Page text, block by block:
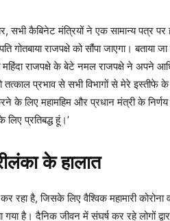
सभी कैबिनेट मंत्रियों ने एक सामान्य पत्र पर
गोतबाया राजपक्षे को सौंपा जाएगा। बताया
महिंदा राजपक्षे के बेटे नमल राजपक्षे ने अपने
तत्काल प्रभाव से सभी विभागों से मेरे इस्तीफे
के लिए महामहिम और प्रधान मंत्री के
प्रतिबद्ध हूं।’
के हालात
है, जिसके लिए वैश्विक महामारी कोरोना
गया है। दैनिक जीवन में संघर्ष कर रहे लोगों